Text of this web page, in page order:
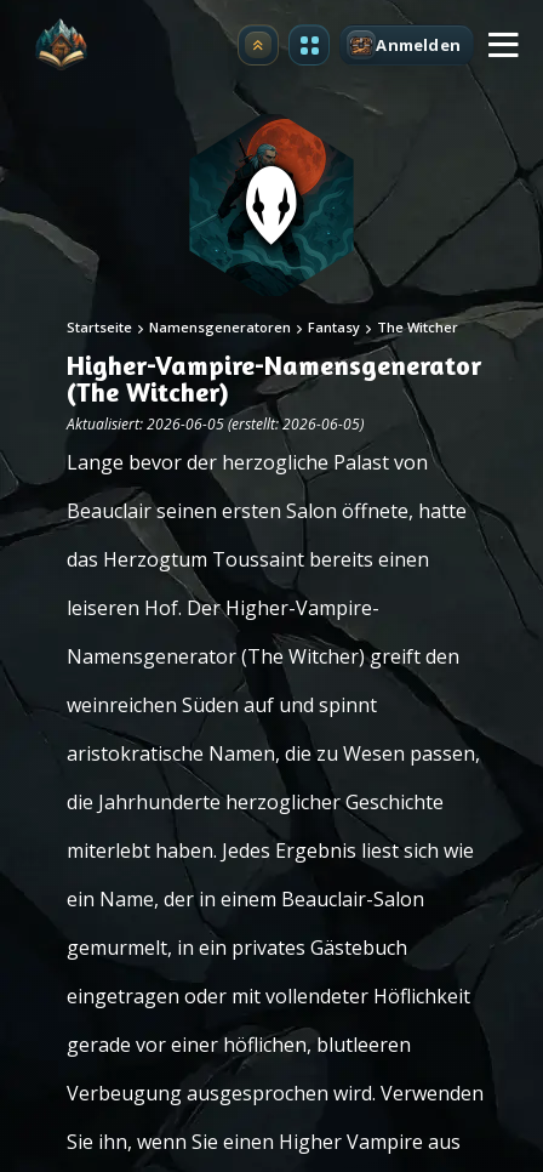
Upgrade Anmelden
Startseite Namensgeneratoren Fantasy The Witcher
Higher-Vampire-Namensgenerator
(The Witcher)
Aktualisiert: 2026-06-05 (erstellt: 2026-06-05)
Lange bevor der herzogliche Palast von
Beauclair seinen ersten Salon öffnete, hatte
das Herzogtum Toussaint bereits einen
leiseren Hof. Der Higher-Vampire-
Namensgenerator (The Witcher) greift den
weinreichen Süden auf und spinnt
aristokratische Namen, die zu Wesen passen,
die Jahrhunderte herzoglicher Geschichte
miterlebt haben. Jedes Ergebnis liest sich wie
ein Name, der in einem Beauclair-Salon
gemurmelt, in ein privates Gästebuch
eingetragen oder mit vollendeter Höflichkeit
gerade vor einer höflichen, blutleeren
Verbeugung ausgesprochen wird. Verwenden
Sie ihn, wenn Sie einen Higher Vampire aus